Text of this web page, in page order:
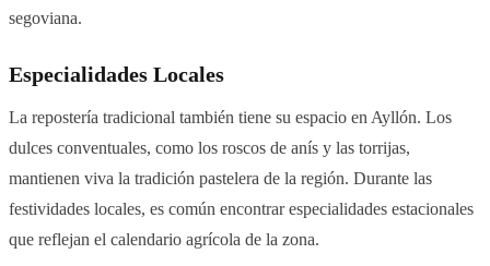
segoviana.
Especialidades Locales
La repostería tradicional también tiene su espacio en Ayllón. Los
dulces conventuales, como los roscos de anís y las torrijas,
mantienen viva la tradición pastelera de la región. Durante las
festividades locales, es común encontrar especialidades estacionales
que reflejan el calendario agrícola de la zona.